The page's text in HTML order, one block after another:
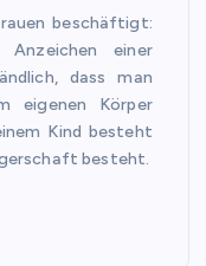
beschäftigt:
einer
dass man
eigenen Körper
Kind besteht
besteht.